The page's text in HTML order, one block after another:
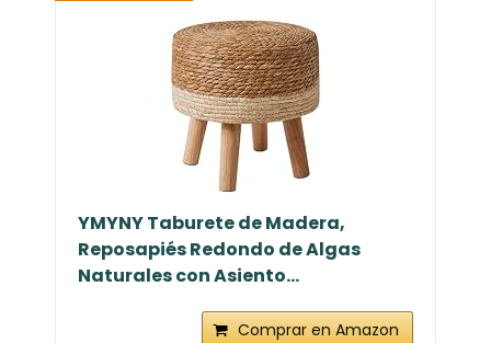
YMYNY Taburete de Madera,
Reposapiés Redondo de Algas
Naturales con Asiento...
Comprar en Amazon